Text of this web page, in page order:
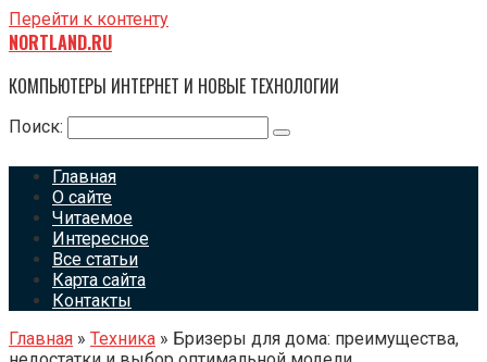
Перейти к контенту
NORTLAND.RU
КОМПЬЮТЕРЫ ИНТЕРНЕТ И НОВЫЕ ТЕХНОЛОГИИ
Поиск:
Главная
О сайте
Читаемое
Интересное
Все статьи
Карта сайта
Контакты
Главная » Техника » Бризеры для дома: преимущества,